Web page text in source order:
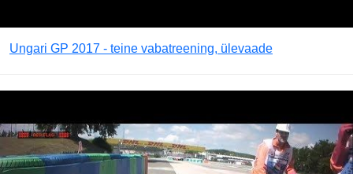
Ungari GP 2017 - teine vabatreening, ülevaade